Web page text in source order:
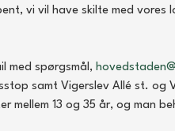
vi vil have skilte med
med spørgsmål,
samt Vigerslev Allé st. og
mellem 13 og 35 år, og man